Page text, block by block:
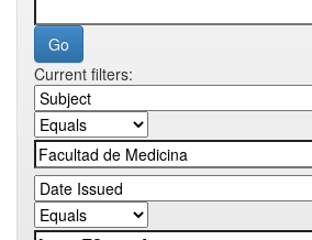
Current filters: